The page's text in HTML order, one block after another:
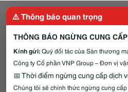
⚠️ Thông báo quan trọng
THÔNG BÁO NGỪNG CUNG
Kính gửi:Quý đối tác của Sàn thương
Công ty Cổ phần VNP Group – Đơn vị
📅 Thời điểm ngừng cung cấp dịch
Chúng tôi sẽ chính thức ngừng cung